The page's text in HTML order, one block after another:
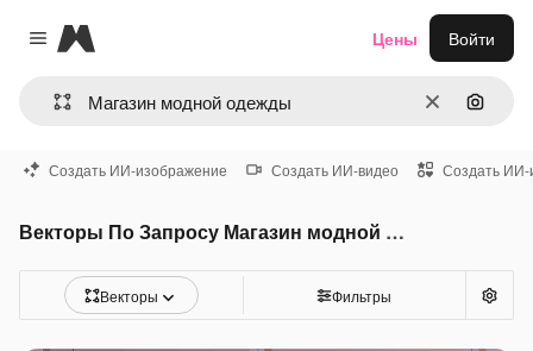
Close menu
Magnific
ОчиститьПоиск
Цены Войти
Создать ИИ-изображение Создать ИИ-видео Создать ИИ-
Векторы По Запросу Магазин модной одежды
Векторы Фильтры